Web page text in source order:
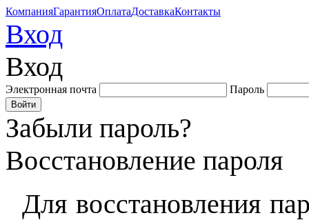
КомпанияГарантияОплатаДоставкаКонтакты
Вход
Вход
Электронная почта Пароль
Забыли пароль?
Восстановление пароля
Для восстановления